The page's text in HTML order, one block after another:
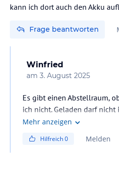
kann ich dort auch den Akku
Frage beantworten
Winfried
am 3. August 2025
Es gibt einen Abstellraum,
ich nicht. Geladen darf
Am besten fragen sie im
Mehr anzeigen
Hilfreich0 Melden